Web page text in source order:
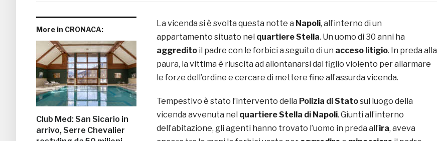
More in CRONACA:
Club Med: San Sicario in
arrivo, Serre Chevalier
La vicenda si è svolta questa notte a Napoli, all’interno di un
appartamento situato nel quartiere Stella. Un uomo di 30 anni ha
aggredito il padre con le forbici a seguito di un acceso litigio. In preda alla
paura, la vittima è riuscita ad allontanarsi dal figlio violento per allarmare
le forze dell’ordine e cercare di mettere fine all’assurda vicenda.
Tempestivo è stato l’intervento della Polizia di Statosul luogo della
vicenda avvenuta nel quartiere Stella di Napoli. Giunti all’interno
dell’abitazione, gli agenti hanno trovato l’uomo in preda all’ira, aveva